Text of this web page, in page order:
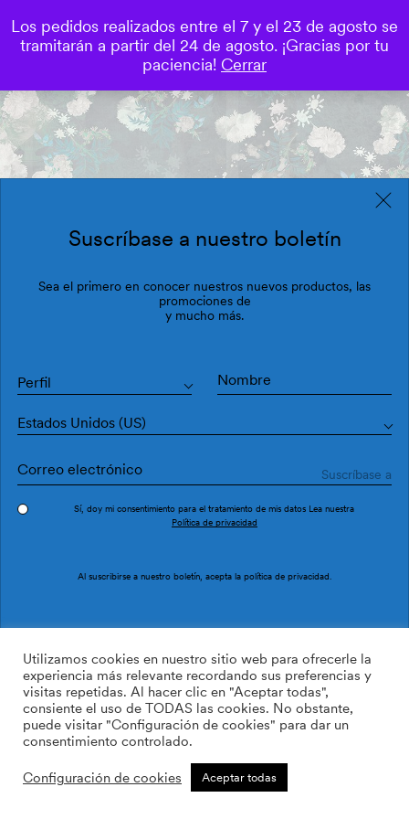
0
Ref. M3015-4
113.64$ /m2
Suscríbase a nuestro boletín
Sea el primero en conocer nuestros nuevos productos, las
promociones de
y mucho más.
Perfil
Estados Unidos (US)
Sí, doy mi consentimiento para el tratamiento de mis datos Lea nuestra
Política de privacidad
Al suscribirse a nuestro boletín, acepta la política de privacidad
Utilizamos cookies en nuestro sitio web para ofrecerle la
experiencia más relevante recordando sus preferencias y
visitas repetidas. Al hacer clic en "Aceptar todas",
consiente el uso de TODAS las cookies. No obstante,
puede visitar "Configuración de cookies" para dar un
consentimiento controlado.
Configuración de cookies Aceptar todas
Los pedidos realizados entre el 7 y el 23 de agosto se
tramitarán a partir del 24 de agosto. ¡Gracias por tu
paciencia! Cerrar